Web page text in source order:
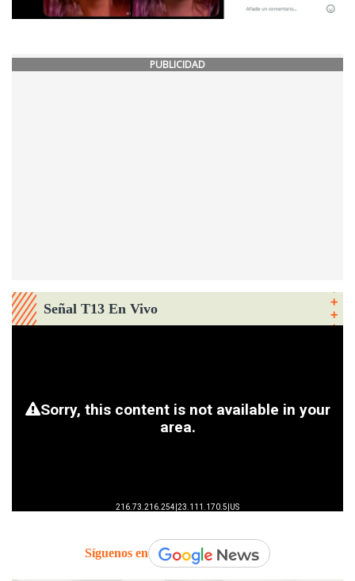
PUBLICIDAD
Señal T13 En Vivo
Síguenos en